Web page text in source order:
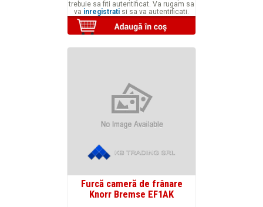
trebuie sa fiti autentificat. Va rugam sa
va inregistrati si sa va autentificati.
Furcă cameră de frânare
Knorr Bremse EF1AK